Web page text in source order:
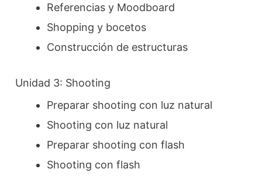
Referencias y Moodboard
Shopping y bocetos
Construcción de estructuras
Unidad 3: Shooting
Preparar shooting con luz natural
Shooting con luz natural
Preparar shooting con flash
Shooting con flash